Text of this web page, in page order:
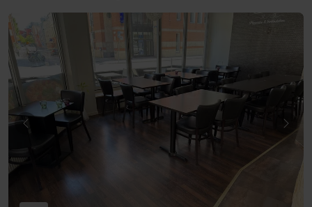
Föregående